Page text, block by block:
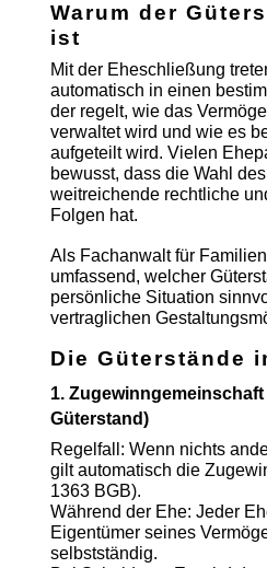
Warum der
ist
Mit der Eheschließung
automatisch in einen
der regelt, wie das
verwaltet wird und wie es
aufgeteilt wird. Vielen
bewusst, dass die Wahl
weitreichende rechtliche
Folgen hat.
Als Fachanwalt für
umfassend, welcher
persönliche Situation
vertraglichen
Die Güterstände
1.
Güterstand)
Regelfall: Wenn nichts
gilt automatisch die
1363 BGB).
Während der Ehe: Jeder
Eigentümer seines
selbstständig.